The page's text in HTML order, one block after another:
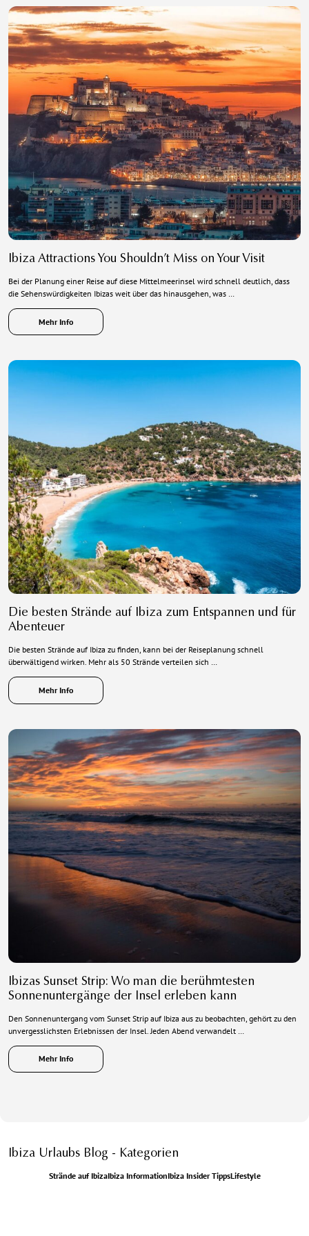
Ibiza Attractions You Shouldn’t Miss on Your Visit
Bei der Planung einer Reise auf diese Mittelmeerinsel wird schnell deutlich, dass
die Sehenswürdigkeiten Ibizas weit über das hinausgehen, was …
Mehr Info
Die besten Strände auf Ibiza zum Entspannen und für
Abenteuer
Die besten Strände auf Ibiza zu finden, kann bei der Reiseplanung schnell
überwältigend wirken. Mehr als 50 Strände verteilen sich …
Mehr Info
Ibizas Sunset Strip: Wo man die berühmtesten
Sonnenuntergänge der Insel erleben kann
Den Sonnenuntergang vom Sunset Strip auf Ibiza aus zu beobachten, gehört zu den
unvergesslichsten Erlebnissen der Insel. Jeden Abend verwandelt …
Mehr Info
Ibiza Urlaubs Blog - Kategorien
Strände auf IbizaIbiza InformationIbiza Insider TippsLifestyle